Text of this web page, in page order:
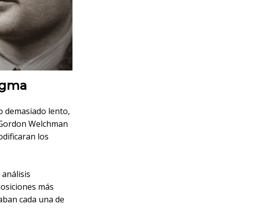
demasiado lento,
Welchman
los
más
cada una de